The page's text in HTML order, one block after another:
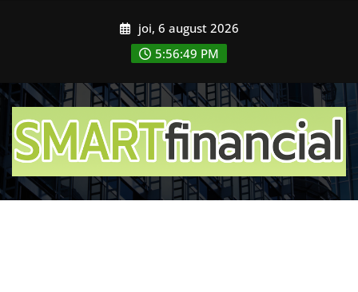
joi, 6 august 2026
5:56:51 PM